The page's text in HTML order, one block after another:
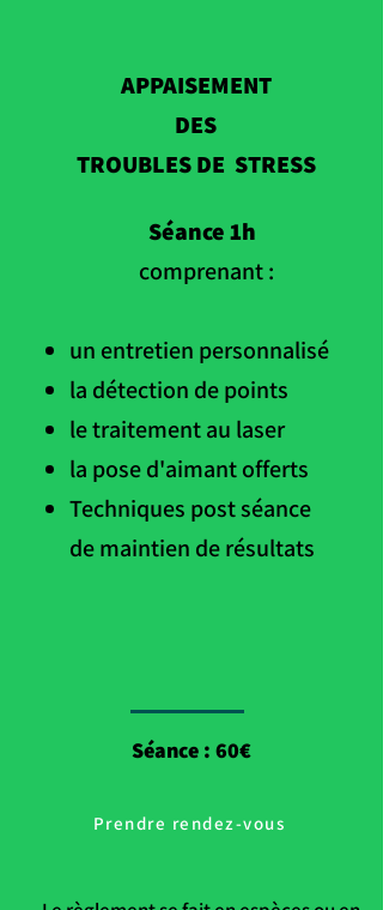
APPAISEMENT
DES
TROUBLES DE STRESS
Séance 1h
comprenant :
un entretien personnalisé
la détection de points
le traitement au laser
la pose d'aimant offerts
Techniques post séance
de maintien de résultats
Séance : 60€
Prendre rendez-vous